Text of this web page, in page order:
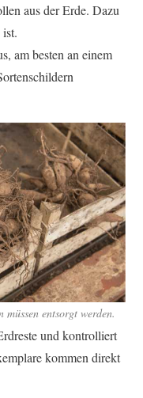
aus der Erde. Dazu
am besten an einem
entsorgt werden.
und kontrolliert
kommen direkt